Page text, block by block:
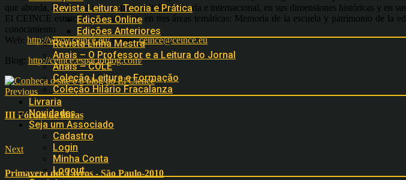
Revista Leitura: Teoria e Prática
Edições Online
Edições Anteriores
Revista Linha Mestra
Anais – O Professor e a Leitura do Jornal
Anais – COLE
Coleção Leitura e Formação
Coleção Hilário Fracalanza
Livraria
Novidades
Seja um Associado
Cadastro
Login
Minha Conta
Logout
que aborda, desde una perspectiva multidisciplinaría e internacional, en sus dimensiones históricas y en
El CEINCE estructura sus acciones en tres áreas temáticas: Memoria de la escuela y patrimonio de la
conocimiento
Web: http://www.ceince.eu/Email:ceince@ceince.eu
Blog: http://ceince.espacioblog.com/
Previous
III Fórum de libras
Next
Primavera dos Livros - São Paulo-2010